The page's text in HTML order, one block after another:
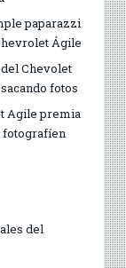
paparazzi
Ágile
Chevolet
fotos
Agile premia
fotografíen
del